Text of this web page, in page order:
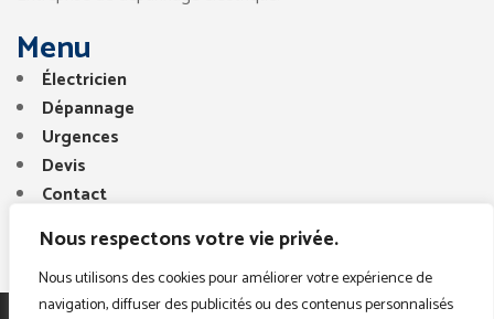
Nous respectons votre vie privée.
Nous utilisons des cookies pour améliorer votre expérience de
navigation, diffuser des publicités ou des contenus personnalisés
Menu
Électricien
Dépannage
Urgences
Devis
Contact